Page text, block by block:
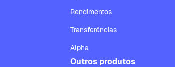
Rendimentos
Transferências
Alpha
Outros produtos